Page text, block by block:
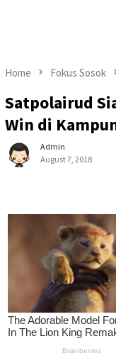
Home Fokus Sosok
Satpolairud
Win di
Admin
August 7, 2018